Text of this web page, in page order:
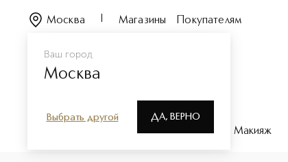
Ваш город
Москва
Выбрать другой ДА, ВЕРНО
Москва Магазины Покупателям
Парфюмерия Макияж